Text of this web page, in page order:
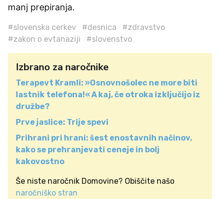
manj prepiranja.
#slovenska cerkev #desnica
#zdravstvo
#zakon o evtanaziji
#slovenstvo
Izbrano za naročnike
Terapevt Kramli: »Osnovnošolec ne more biti
lastnik telefona!« A kaj, če otroka izključijo iz
družbe?
Prve jaslice: Trije spevi
Prihrani pri hrani: šest enostavnih načinov,
kako se prehranjevati ceneje in bolj
kakovostno
Še niste naročnik Domovine? Obiščite našo
naročniško stran